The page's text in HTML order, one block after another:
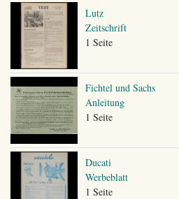
Lutz
Zeitschrift
1 Seite
Fichtel und Sachs
Anleitung
1 Seite
Ducati
Werbeblatt
1 Seite